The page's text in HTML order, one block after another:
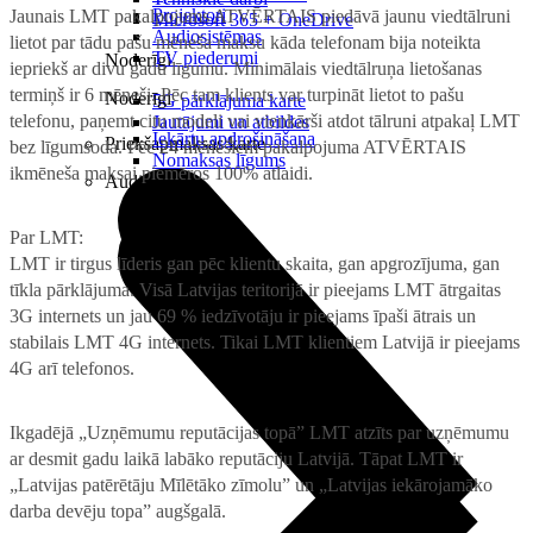
Microsoft 365 + OneDrive
Noderīgi
5G pārklājuma karte
Jautājumi un atbildes
Priekšapmaksas karte
Projektori
Audiosistēmas
TV piederumi
Noderīgi
Iekārtu apdrošināšana
Nomaksas līgums
Audio
Jaunais LMT pakalpojums ATVĒRTAIS piedāvā jaunu viedtālruni
lietot par tādu pašu mēneša maksu kāda telefonam bija noteikta
iepriekš ar divu gadu līgumu. Minimālais viedtālruņa lietošanas
termiņš ir 6 mēneši. Pēc tam klients var turpināt lietot to pašu
telefonu, paņemt citu modeli vai vienkārši atdot tālruni atpakaļ LMT
bez līgumsoda. Pēc 24 mēnešiem pakalpojuma ATVĒRTAIS
ikmēneša maksai piemēros 100% atlaidi.
Par LMT:
LMT ir tirgus līderis gan pēc klientu skaita, gan apgrozījuma, gan
tīkla pārklājuma. Visā Latvijas teritorijā ir pieejams LMT ātrgaitas
3G internets un jau 69 % iedzīvotāju ir pieejams īpaši ātrais un
stabilais LMT 4G internets. Tikai LMT klientiem Latvijā ir pieejams
4G arī telefonos.
Ikgadējā „Uzņēmumu reputācijas topā” LMT atzīts par uzņēmumu
ar desmit gadu laikā labāko reputāciju Latvijā. Tāpat LMT ir
„Latvijas patērētāju Mīlētāko zīmolu” un „Latvijas iekārojamāko
darba devēju topa” augšgalā.